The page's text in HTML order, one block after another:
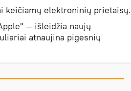
keičiamų elektroninių prietaisų.
— išleidžia naujų
atnaujina pigesnių